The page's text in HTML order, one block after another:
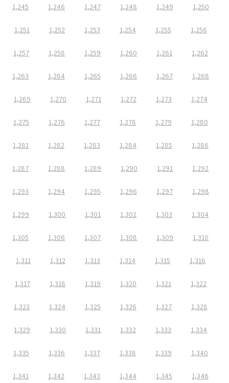
1,245 1,246 1,247 1,248 1,249 1,250
1,251 1,252 1,253 1,254 1,255 1,256
1,257 1,258 1,259 1,260 1,261 1,262
1,263 1,264 1,265 1,266 1,267 1,268
1,269 1,270 1,271 1,272 1,273 1,274
1,275 1,276 1,277 1,278 1,279 1,280
1,281 1,282 1,283 1,284 1,285 1,286
1,287 1,288 1,289 1,290 1,291 1,292
1,293 1,294 1,295 1,296 1,297 1,298
1,299 1,300 1,301 1,302 1,303 1,304
1,305 1,306 1,307 1,308 1,309 1,310
1,311 1,312 1,313 1,314 1,315 1,316
1,317 1,318 1,319 1,320 1,321 1,322
1,323 1,324 1,325 1,326 1,327 1,328
1,329 1,330 1,331 1,332 1,333 1,334
1,335 1,336 1,337 1,338 1,339 1,340
1,341 1,342 1,343 1,344 1,345 1,346